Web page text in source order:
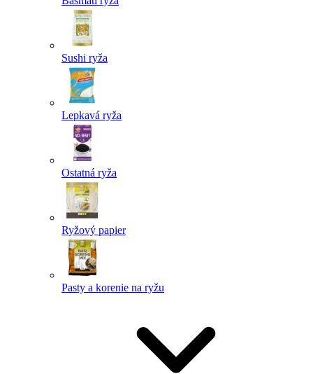
Sushi ryža
Lepkavá ryža
Ostatná ryža
Ryžový papier
Pasty a korenie na ryžu